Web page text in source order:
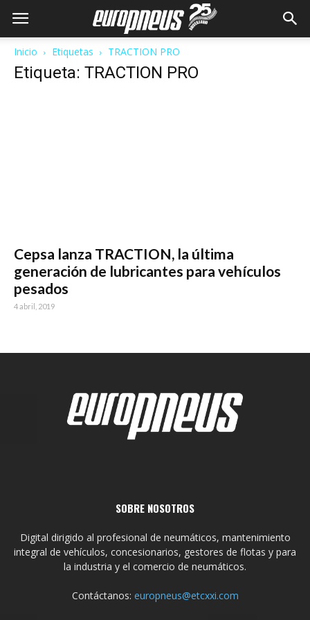
Inicio Etiquetas TRACTION PRO
Etiqueta: TRACTION PRO
Cepsa lanza TRACTION, la última
generación de lubricantes para vehículos
pesados
4 abril, 2019
SOBRE NOSOTROS
Digital dirigido al profesional de neumáticos, mantenimiento
integral de vehículos, concesionarios, gestores de flotas y para
la industria y el comercio de neumáticos.
Contáctanos: europneus@etcxxi.com